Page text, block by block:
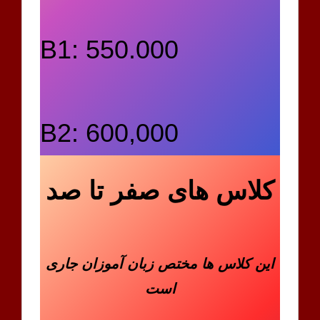
B1: 550.000
B2: 600,000
کلاس های صفر تا صد
این کلاس ها مختص زبان آموزان جاری
است